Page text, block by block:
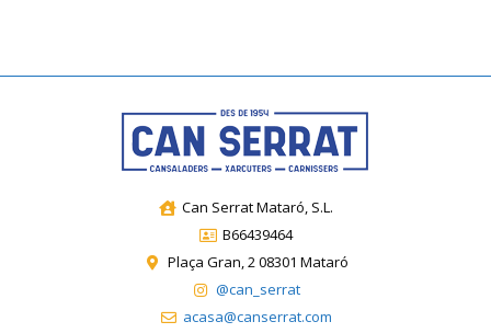
Can Serrat Mataró, S.L.
B66439464
Plaça Gran, 2 08301 Mataró
@can_serrat
acasa@canserrat.com